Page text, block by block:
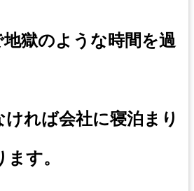
獄のような時間を過
れば会社に寝泊まり
す。